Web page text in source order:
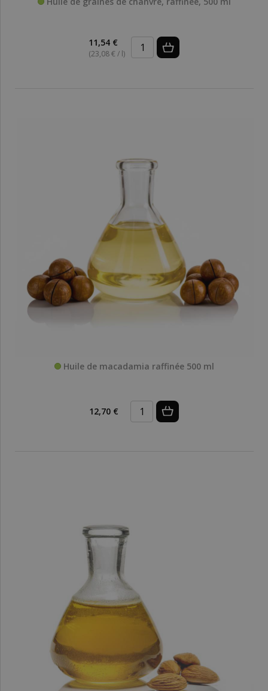
11,54 €
(23,08 € / l)
Huile de macadamia raffinée 500 ml
12,70 €